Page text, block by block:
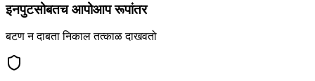
इनपुटसोबतच आपोआप रूपांतर
बटण न दाबता निकाल तत्काळ दाखवतो